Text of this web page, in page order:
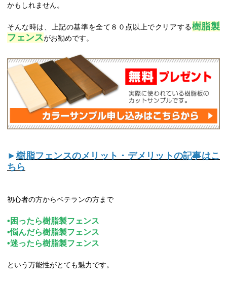
かもしれません。
そんな時は、上記の基準を全て８０点以上でクリアする樹脂製
フェンスがお勧めです。
► 樹脂フェンスのメリット・デメリットの記事はこ
ちら
初心者の方からベテランの方まで
•困ったら樹脂製フェンス
•悩んだら樹脂製フェンス
•迷ったら樹脂製フェンス
という万能性がとても魅力です。